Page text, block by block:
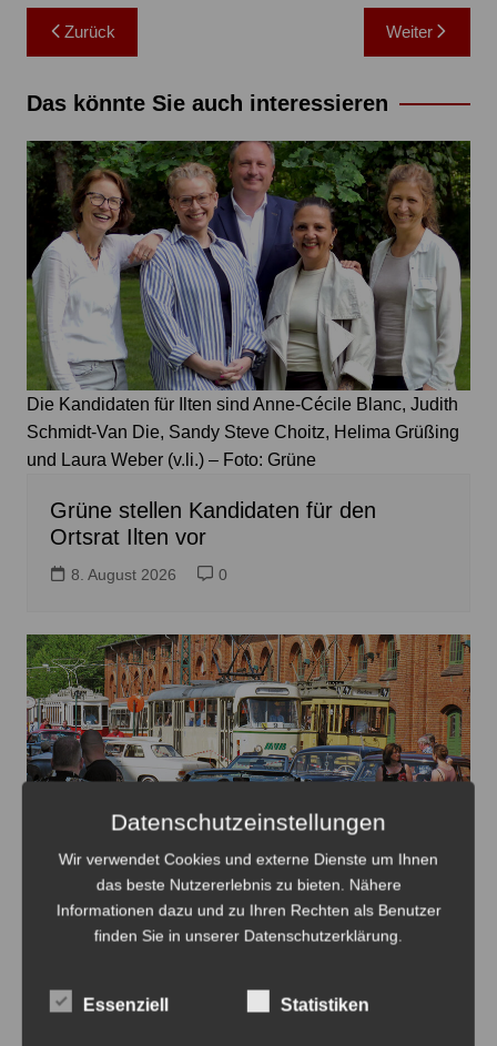
Beitragsnavigation
Zurück Weiter
Das könnte Sie auch interessieren
Die Kandidaten für Ilten sind Anne-Cécile Blanc, Judith
Schmidt-Van Die, Sandy Steve Choitz, Helima Grüßing
und Laura Weber (v.li.) – Foto: Grüne
Grüne stellen Kandidaten für den
Ortsrat Ilten vor
8. August 2026 0
Oldtimer verteilt auf dem Gelände des HSM mit dem
Straßenbahnverkehr - Foto: Antonius Georg
2026
Datenschutzeinstellungen
Wir verwendet Cookies und externe Dienste um Ihnen
das beste Nutzererlebnis zu bieten. Nähere
Informationen dazu und zu Ihren Rechten als Benutzer
finden Sie in unserer Datenschutzerklärung.
Essenziell Statistiken